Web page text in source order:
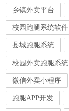
乡镇外卖平台
校园跑腿系统软件
县城跑腿系统
校园外卖跑腿系统
微信外卖小程序
跑腿APP开发